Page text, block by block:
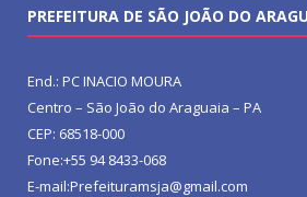
PREFEITURA DE SÃO JOÃO DO
End.: PC INACIO MOURA
Centro – São João do Araguaia – PA
CEP: 68518-000
Fone:+55 94 8433-068
E-mail:Prefeituramsja@gmail.com